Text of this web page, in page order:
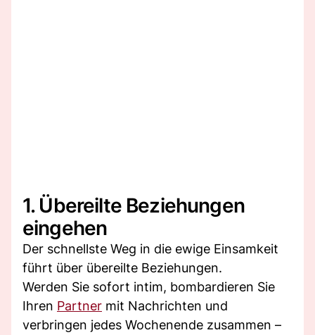
1. Übereilte Beziehungen
eingehen
Der schnellste Weg in die ewige Einsamkeit
führt über übereilte Beziehungen.
Werden Sie sofort intim, bombardieren Sie
Ihren Partner mit Nachrichten und
verbringen jedes Wochenende zusammen –